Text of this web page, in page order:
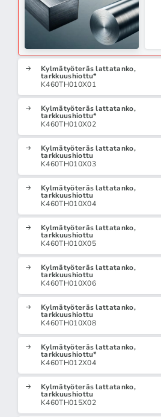
Kylmätyöteräs lattatanko,
tarkkuushiottu*
K460TH010X01
Kylmätyöteräs lattatanko,
tarkkuushiottu*
K460TH010X02
Kylmätyöteräs lattatanko,
tarkkuushiottu
K460TH010X03
Kylmätyöteräs lattatanko,
tarkkuushiottu
K460TH010X04
Kylmätyöteräs lattatanko,
tarkkuushiottu
K460TH010X05
Kylmätyöteräs lattatanko,
tarkkuushiottu
K460TH010X06
Kylmätyöteräs lattatanko,
tarkkuushiottu
K460TH010X08
Kylmätyöteräs lattatanko,
tarkkuushiottu*
K460TH012X04
Kylmätyöteräs lattatanko,
tarkkuushiottu
K460TH015X02